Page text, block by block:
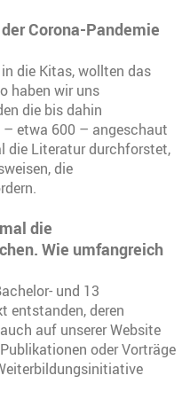
Corona-Pandemie
die Kitas, wollten das
haben wir uns
die bis dahin
– etwa 600 – angeschaut
die Literatur durchforstet,
die
die
Wie umfangreich
und 13
entstanden, deren
auf unserer Website
oder Vorträge